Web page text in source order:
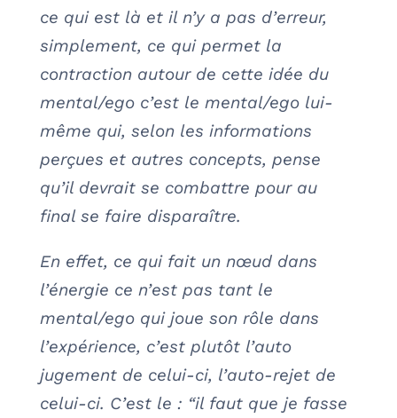
ce qui est là et il n’y a pas d’erreur,
simplement, ce qui permet la
contraction autour de cette idée du
mental/ego c’est le mental/ego lui-
même qui, selon les informations
perçues et autres concepts, pense
qu’il devrait se combattre pour au
final se faire disparaître.
En effet, ce qui fait un nœud dans
l’énergie ce n’est pas tant le
mental/ego qui joue son rôle dans
l’expérience, c’est plutôt l’auto
jugement de celui-ci, l’auto-rejet de
celui-ci. C’est le : “il faut que je fasse